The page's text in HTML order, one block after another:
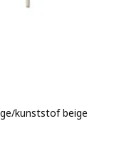
kunststof beige